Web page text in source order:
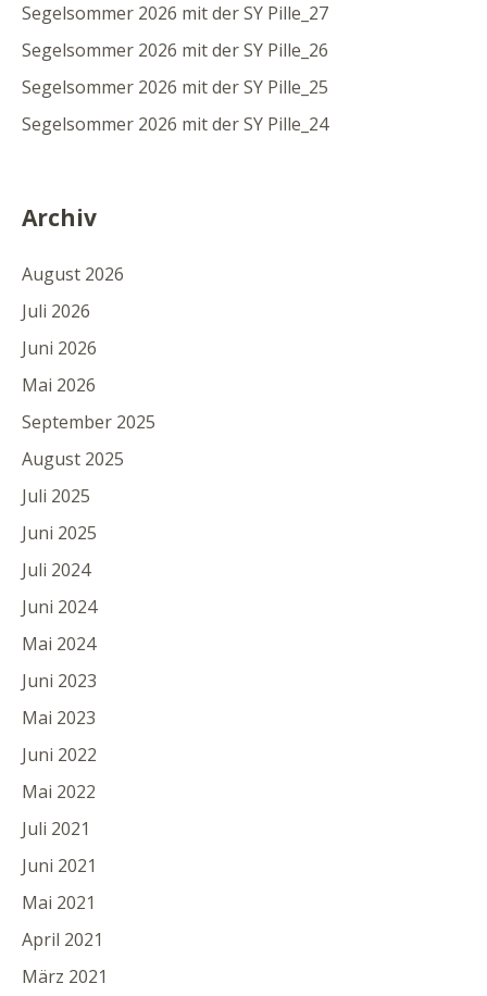
Segelsommer 2026 mit der SY Pille_27
Segelsommer 2026 mit der SY Pille_26
Segelsommer 2026 mit der SY Pille_25
Segelsommer 2026 mit der SY Pille_24
Archiv
August 2026
Juli 2026
Juni 2026
Mai 2026
September 2025
August 2025
Juli 2025
Juni 2025
Juli 2024
Juni 2024
Mai 2024
Juni 2023
Mai 2023
Juni 2022
Mai 2022
Juli 2021
Juni 2021
Mai 2021
April 2021
März 2021